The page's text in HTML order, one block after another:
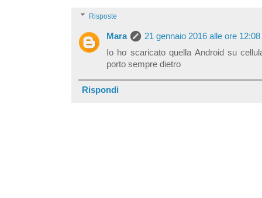
Risposte
Mara
21 gennaio 2016 alle ore 12:08
Io ho scaricato quella Android su
porto sempre dietro
Rispondi